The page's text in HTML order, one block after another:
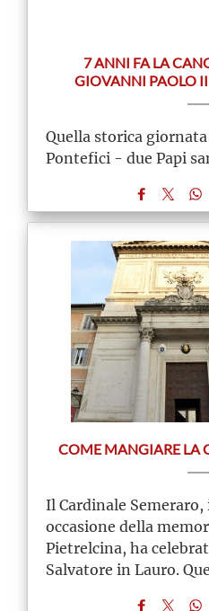
7 ANNI FA LA
GIOVANNI PAOLO
Quella storica
Pontefici - due Papi
COME MANGIARE LA
Il Cardinale
occasione della
Pietrelcina, ha
Salvatore in Lauro.